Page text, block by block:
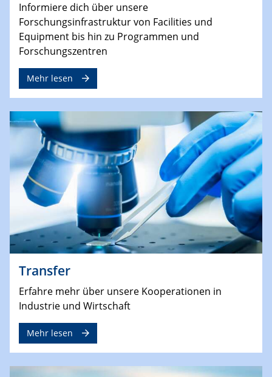
Informiere dich über unsere
Forschungsinfrastruktur von Facilities und
Equipment bis hin zu Programmen und
Forschungszentren
Mehr lesen
Transfer
Erfahre mehr über unsere Kooperationen in
Industrie und Wirtschaft
Mehr lesen